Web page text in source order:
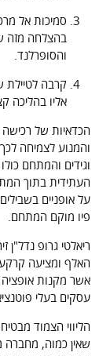
סמיכות אל
בהצלחה מזה
והסופרלנד.
קרבה לטיילת
אליו בהליכה
הכדאיות של
והמנוע לצמיחה
וגידים והמתחם
העתידית בתוך
על אופניים
פיו מוקם המתחם.
ריאלטי גרופ
האלף ומציעה
אשר מקנות
עסקים בעלי
הליווי הצמוד
שאין כמוה, מחברה